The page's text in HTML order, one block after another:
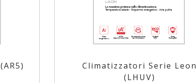
Climatizzatori Serie Leon
(LHUV)